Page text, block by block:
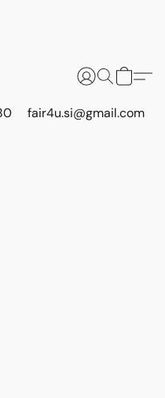
fair4u.si@gmail.com